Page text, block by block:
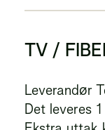
TV /
Leverandør
Det leveres